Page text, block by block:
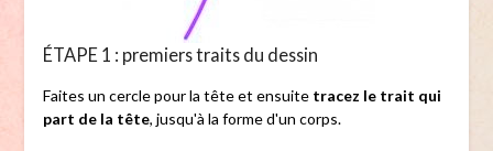
ÉTAPE 1 : premiers traits du dessin
Faites un cercle pour la tête et ensuite tracez le trait qui
part de la tête, jusqu'à la forme d'un corps.